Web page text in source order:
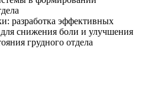
разработка эффективных
для снижения боли и улучшения
грудного отдела